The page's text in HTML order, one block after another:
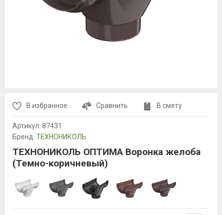
В избранное Сравнить В смету
Артикул: 87431
Бренд: ТЕХНОНИКОЛЬ
ТЕХНОНИКОЛЬ ОПТИМА Воронка желоба
(Темно-коричневый)